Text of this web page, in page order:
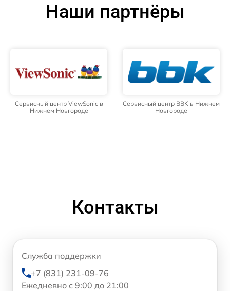
Наши партнёры
Сервисный центр ViewSonic в
Нижнем Новгороде
Сервисный центр BBK в Нижнем
Новгороде
Контакты
Служба поддержки
+7 (831) 231-09-76
Ежедневно с 9:00 до 21:00